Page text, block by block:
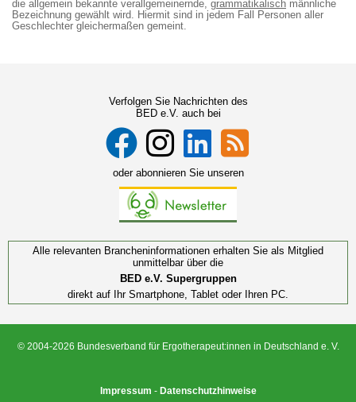
die allgemein bekannte verallgemeinernde, grammatikalisch männliche
Bezeichnung gewählt wird. Hiermit sind in jedem Fall Personen aller
Geschlechter gleichermaßen gemeint.
Verfolgen Sie Nachrichten des
BED e.V. auch bei
oder abonnieren Sie unseren
Alle relevanten Brancheninformationen erhalten Sie als Mitglied
unmittelbar über die
BED e.V. Supergruppen
direkt auf Ihr Smartphone, Tablet oder Ihren PC.
© 2004-2026 Bundesverband für Ergotherapeut:innen in Deutschland e. V.
Impressum - Datenschutzhinweise